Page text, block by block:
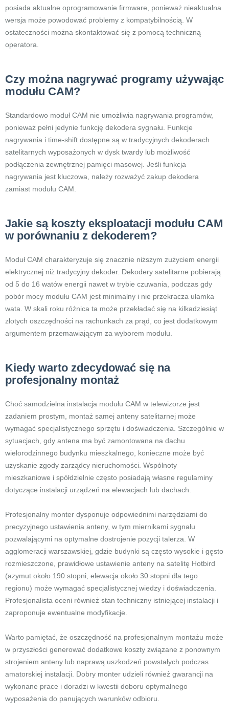
posiada aktualne oprogramowanie firmware, ponieważ nieaktualna
wersja może powodować problemy z kompatybilnością. W
ostateczności można skontaktować się z pomocą techniczną
operatora.
Czy można nagrywać programy używając
modułu CAM?
Standardowo moduł CAM nie umożliwia nagrywania programów,
ponieważ pełni jedynie funkcję dekodera sygnału. Funkcje
nagrywania i time-shift dostępne są w tradycyjnych dekoderach
satelitarnych wyposażonych w dysk twardy lub możliwość
podłączenia zewnętrznej pamięci masowej. Jeśli funkcja
nagrywania jest kluczowa, należy rozważyć zakup dekodera
zamiast modułu CAM.
Jakie są koszty eksploatacji modułu CAM
w porównaniu z dekoderem?
Moduł CAM charakteryzuje się znacznie niższym zużyciem energii
elektrycznej niż tradycyjny dekoder. Dekodery satelitarne pobierają
od 5 do 16 watów energii nawet w trybie czuwania, podczas gdy
pobór mocy modułu CAM jest minimalny i nie przekracza ułamka
wata. W skali roku różnica ta może przekładać się na kilkadziesiąt
złotych oszczędności na rachunkach za prąd, co jest dodatkowym
argumentem przemawiającym za wyborem modułu.
Kiedy warto zdecydować się na
profesjonalny montaż
Choć samodzielna instalacja modułu CAM w telewizorze jest
zadaniem prostym, montaż samej anteny satelitarnej może
wymagać specjalistycznego sprzętu i doświadczenia. Szczególnie w
sytuacjach, gdy antena ma być zamontowana na dachu
wielorodzinnego budynku mieszkalnego, konieczne może być
uzyskanie zgody zarządcy nieruchomości. Wspólnoty
mieszkaniowe i spółdzielnie często posiadają własne regulaminy
dotyczące instalacji urządzeń na elewacjach lub dachach.
Profesjonalny monter dysponuje odpowiednimi narzędziami do
precyzyjnego ustawienia anteny, w tym miernikami sygnału
pozwalającymi na optymalne dostrojenie pozycji talerza. W
agglomeracji warszawskiej, gdzie budynki są często wysokie i gęsto
rozmieszczone, prawidłowe ustawienie anteny na satelitę Hotbird
(azymut około 190 stopni, elewacja około 30 stopni dla tego
regionu) może wymagać specjalistycznej wiedzy i doświadczenia.
Profesjonalista oceni również stan techniczny istniejącej instalacji i
zaproponuje ewentualne modyfikacje.
Warto pamiętać, że oszczędność na profesjonalnym montażu może
w przyszłości generować dodatkowe koszty związane z ponownym
strojeniem anteny lub naprawą uszkodzeń powstałych podczas
amatorskiej instalacji. Dobry monter udzieli również gwarancji na
wykonane prace i doradzi w kwestii doboru optymalnego
wyposażenia do panujących warunków odbioru.